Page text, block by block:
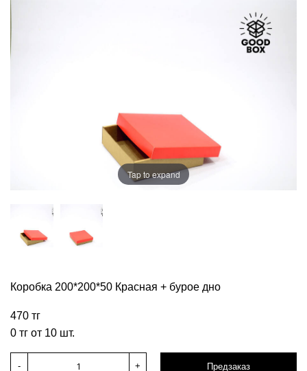
Tap to expand
Коробка 200*200*50 Красная + бурое дно
470 тг
0 тг от 10 шт.
- + Предзаказ